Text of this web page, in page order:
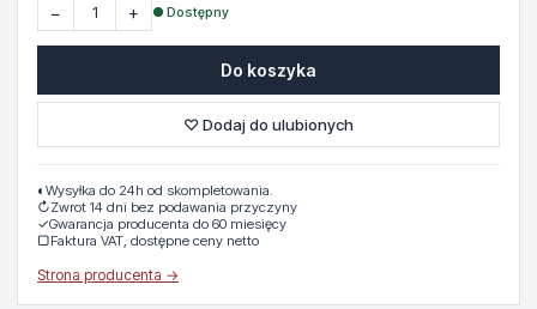
− + ● Dostępny
Do koszyka
♡ Dodaj do ulubionych
◐ Wysyłka do 24h od skompletowania.
↻Zwrot 14 dni bez podawania przyczyny
✓Gwarancja producenta do 60 miesięcy
▢Faktura VAT, dostępne ceny netto
Strona producenta →